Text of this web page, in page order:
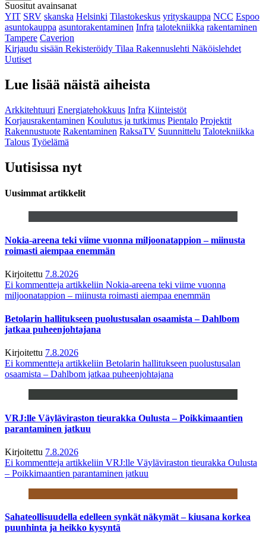
Suositut avainsanat
YIT SRV skanska Helsinki Tilastokeskus yrityskauppa NCC Espoo
asuntokauppa asuntorakentaminen Infra talotekniikka rakentaminen
Tampere Caverion
Kirjaudu sisään Rekisteröidy Tilaa Rakennuslehti Näköislehdet
Uutiset
Lue lisää näistä aiheista
Arkkitehtuuri Energiatehokkuus Infra Kiinteistöt
Korjausrakentaminen Koulutus ja tutkimus Pientalo Projektit
Rakennustuote Rakentaminen RaksaTV Suunnittelu Talotekniikka
Talous Työelämä
Uutisissa nyt
Uusimmat artikkelit
Nokia-areena teki viime vuonna miljoonatappion – miinusta
roimasti aiempaa enemmän
Kirjoitettu 7.8.2026
Ei kommentteja artikkeliin Nokia-areena teki viime vuonna
miljoonatappion – miinusta roimasti aiempaa enemmän
Betolarin hallitukseen puolustusalan osaamista – Dahlbom
jatkaa puheenjohtajana
Kirjoitettu 7.8.2026
Ei kommentteja artikkeliin Betolarin hallitukseen puolustusalan
osaamista – Dahlbom jatkaa puheenjohtajana
VRJ:lle Väyläviraston tieurakka Oulusta – Poikkimaantien
parantaminen jatkuu
Kirjoitettu 7.8.2026
Ei kommentteja artikkeliin VRJ:lle Väyläviraston tieurakka Oulusta
– Poikkimaantien parantaminen jatkuu
Sahateollisuudella edelleen synkät näkymät – kiusana korkea
puunhinta ja heikko kysyntä